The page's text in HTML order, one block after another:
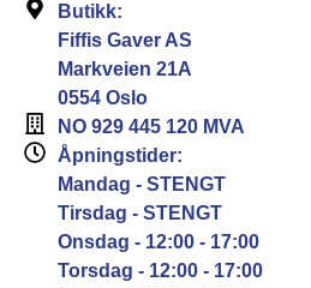
Butikk:
Fiffis Gaver AS
Markveien 21A
0554 Oslo
NO 929 445 120 MVA
Åpningstider:
Mandag - STENGT
Tirsdag - STENGT
Onsdag - 12:00 - 17:00
Torsdag - 12:00 - 17:00